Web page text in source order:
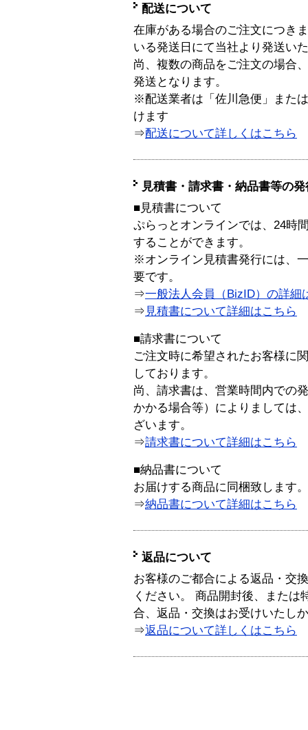
配送について
在庫がある場合のご注文につき
いる発送日にて当社より発送い
尚、複数の商品をご注文の場合
発送となります。
※配送業者は「佐川急便」また
けます
⇒配送について詳しくはこちら
見積書・請求書・納品書等の
■見積書について
ぷらっとオンラインでは、24時
することができます。
※オンライン見積書発行には、
要です。
⇒一般法人会員（BizID）の詳細
⇒ 見積書について詳細はこちら
■請求書について
ご注文時に希望されたお客様に
しております。
尚、請求書は、営業時間内での
かかる場合等）によりましては
ざいます。
⇒請求書について詳細はこちら
■納品書について
お届けする商品に同梱致します。
⇒納品書について詳細はこちら
返品について
お客様のご都合による返品・交
ください。 商品開封後、または
合、返品・交換はお受けいたし
⇒返品について詳しくはこちら